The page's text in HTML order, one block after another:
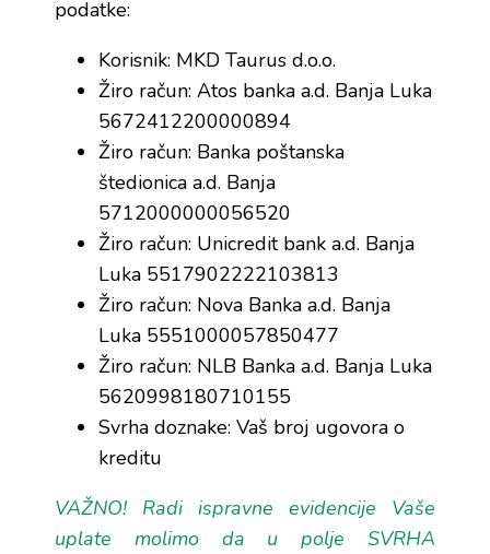
podatke:
Korisnik: MKD Taurus d.o.o.
Žiro račun: Atos banka a.d. Banja Luka
5672412200000894
Žiro račun: Banka poštanska
štedionica a.d. Banja
5712000000056520
Žiro račun: Unicredit bank a.d. Banja
Luka 5517902222103813
Žiro račun: Nova Banka a.d. Banja
Luka 5551000057850477
Žiro račun: NLB Banka a.d. Banja Luka
5620998180710155
Svrha doznake: Vaš broj ugovora o
kreditu
VAŽNO! Radi ispravne evidencije Vaše
uplate molimo da u polje SVRHA